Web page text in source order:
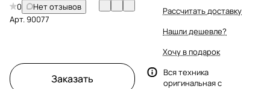
0
Нет отзывов
Арт.90077
Заказать
Рассчитать доставку
Нашли дешевле?
Хочу в подарок
Вся техника
оригинальная с